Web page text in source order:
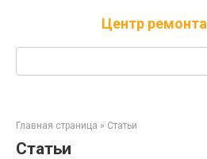
Центр ремонта
Поиск:
Главная страница » Статьи
Статьи